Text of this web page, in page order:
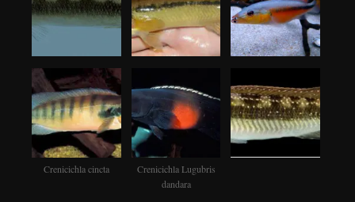
Crenicichla cincta
Crenicichla Lugubris
dandara